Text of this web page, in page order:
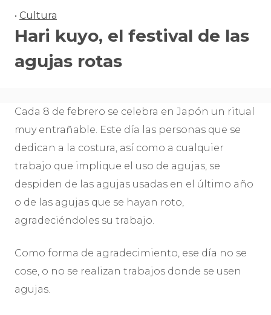
• Cultura
Hari kuyo, el festival de las
agujas rotas
Cada 8 de febrero se celebra en Japón un ritual
muy entrañable. Este día las personas que se
dedican a la costura, así como a cualquier
trabajo que implique el uso de agujas, se
despiden de las agujas usadas en el último año
o de las agujas que se hayan roto,
agradeciéndoles su trabajo.
Como forma de agradecimiento, ese día no se
cose, o no se realizan trabajos donde se usen
agujas.